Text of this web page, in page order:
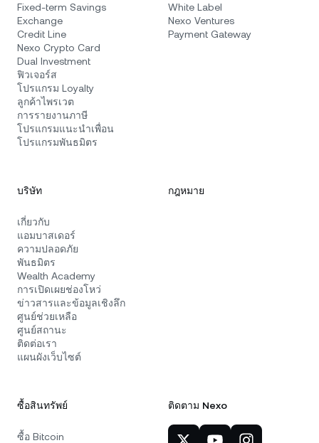
Fixed-term Savings
Exchange
Credit Line
Nexo Crypto Card
Dual Investment
ฟิวเจอร์ส
โปรแกรม Loyalty
ลูกค้าไพรเวต
การรายงานภาษี
โปรแกรมแนะนำเพื่อน
โปรแกรมพันธมิตร
White Label
Nexo Ventures
Payment Gateway
บริษัท
เกี่ยวกับ
แอมบาสเดอร์
ความปลอดภัย
พันธมิตร
Wealth Academy
การเปิดเผยช่องโหว่
ข่าวสารและข้อมูลเชิงลึก
ศูนย์ช่วยเหลือ
ศูนย์สถานะ
ติดต่อเรา
แผนผังเว็บไซต์
กฎหมาย
ซื้อสินทรัพย์
ซื้อ Bitcoin
ติดตาม Nexo